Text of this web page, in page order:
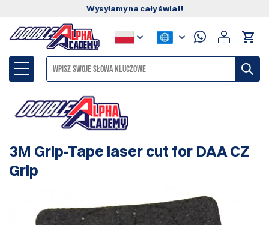
Wysyłamy na cały świat!
3M Grip-Tape laser cut for DAA CZ
Grip